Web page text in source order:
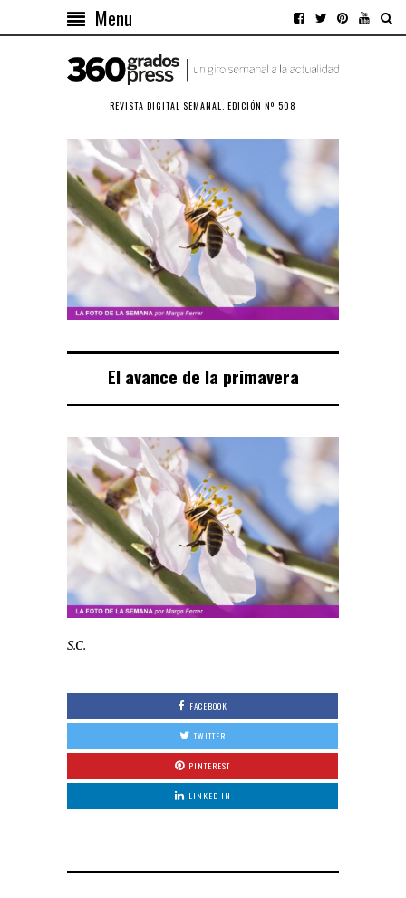
Menu
REVISTA DIGITAL SEMANAL. EDICIÓN Nº 508
El avance de la primavera
S.C.
FACEBOOK
TWITTER
PINTEREST
LINKED IN